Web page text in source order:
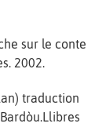
sur le conte
2002.
traduction